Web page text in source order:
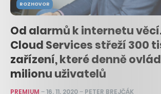
ROZHOVOR
Od alarmů k internetu
Cloud Services střeží 300
zařízení, které denně
milionu uživatelů
PREMIUM –16. 11. 2020– PETER BREJČÁK